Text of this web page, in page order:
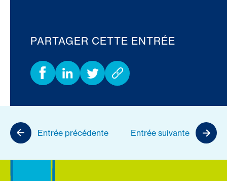
PARTAGER CETTE ENTRÉE
Entrée précédente Entrée suivante